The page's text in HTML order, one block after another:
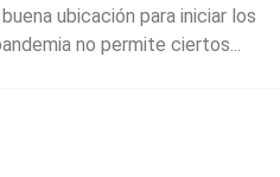
ubicación para iniciar los
no permite ciertos...